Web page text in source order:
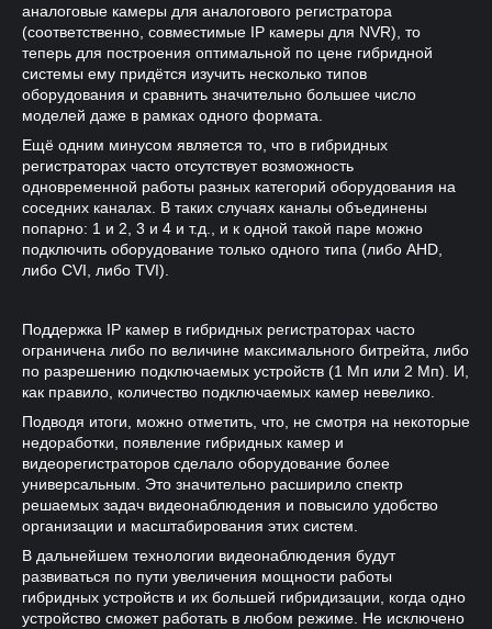
аналоговые камеры для аналогового регистратора
(соответственно, совместимые IP камеры для NVR), то
теперь для построения оптимальной по цене гибридной
системы ему придётся изучить несколько типов
оборудования и сравнить значительно большее число
моделей даже в рамках одного формата.
Ещё одним минусом является то, что в гибридных
регистраторах часто отсутствует возможность
одновременной работы разных категорий оборудования на
соседних каналах. В таких случаях каналы объединены
попарно: 1 и 2, 3 и 4 и т.д., и к одной такой паре можно
подключить оборудование только одного типа (либо AHD,
либо CVI, либо TVI).
Поддержка IP камер в гибридных регистраторах часто
ограничена либо по величине максимального битрейта, либо
по разрешению подключаемых устройств (1 Мп или 2 Мп). И,
как правило, количество подключаемых камер невелико.
Подводя итоги, можно отметить, что, не смотря на некоторые
недоработки, появление гибридных камер и
видеорегистраторов сделало оборудование более
универсальным. Это значительно расширило спектр
решаемых задач видеонаблюдения и повысило удобство
организации и масштабирования этих систем.
В дальнейшем технологии видеонаблюдения будут
развиваться по пути увеличения мощности работы
гибридных устройств и их большей гибридизации, когда одно
устройство сможет работать в любом режиме. Не исключено